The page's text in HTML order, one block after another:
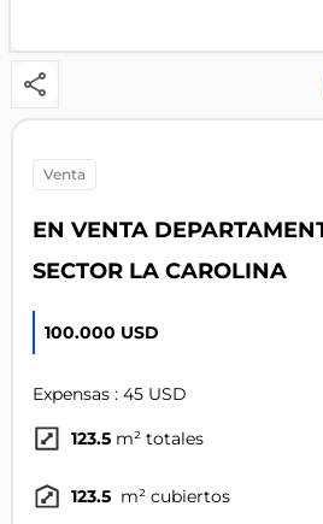
venta
EN VENTA
SECTOR LA CAROLINA
100.000 USD
Expensas : 45 USD
123.5 m² totales
123.5 m² cubiertos